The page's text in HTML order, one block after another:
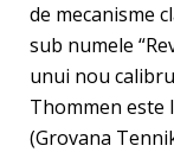
de mecanisme
sub numele
unui nou
Thommen este
(Grovana